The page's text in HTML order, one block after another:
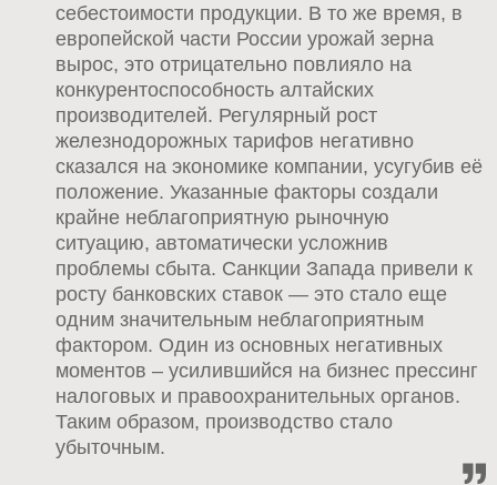
себестоимости продукции. В то же время, в
европейской части России урожай зерна
вырос, это отрицательно повлияло на
конкурентоспособность алтайских
производителей. Регулярный рост
железнодорожных тарифов негативно
сказался на экономике компании, усугубив её
положение. Указанные факторы создали
крайне неблагоприятную рыночную
ситуацию, автоматически усложнив
проблемы сбыта. Санкции Запада привели к
росту банковских ставок — это стало еще
одним значительным неблагоприятным
фактором. Один из основных негативных
моментов – усилившийся на бизнес прессинг
налоговых и правоохранительных органов.
Таким образом, производство стало
убыточным.